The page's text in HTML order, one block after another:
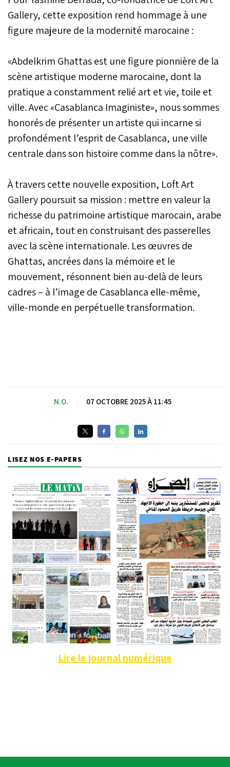
Gallery, cette exposition rend hommage à une
figure majeure de la modernité marocaine :
«Abdelkrim Ghattas est une figure pionnière de la
scène artistique moderne marocaine, dont la
pratique a constamment relié art et vie, toile et
ville. Avec «Casablanca Imaginiste», nous sommes
honorés de présenter un artiste qui incarne si
profondément l’esprit de Casablanca, une ville
centrale dans son histoire comme dans la nôtre».
À travers cette nouvelle exposition, Loft Art
Gallery poursuit sa mission : mettre en valeur la
richesse du patrimoine artistique marocain, arabe
et africain, tout en construisant des passerelles
avec la scène internationale. Les œuvres de
Ghattas, ancrées dans la mémoire et le
mouvement, résonnent bien au-delà de leurs
cadres – à l’image de Casablanca elle-même,
ville-monde en perpétuelle transformation.
N.O. 07 OCTOBRE 2025 À 11:45
LISEZ NOS E-PAPERS
Lire le journal numérique